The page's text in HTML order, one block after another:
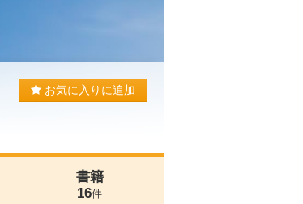
お気に入りに追加
書籍
16件